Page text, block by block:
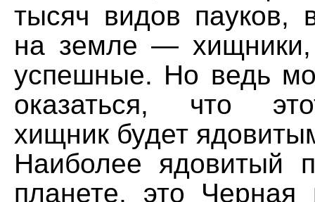
тысяч видов пауков,
на земле — хищники,
успешные. Но ведь
оказаться, что
хищник будет
Наиболее ядовитый
планете, это